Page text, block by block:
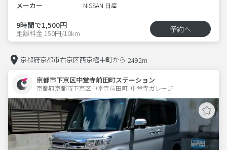
メーカー NISSAN 日産
9時間で1,500円
距離料金 150円/10km 予約へ
京都府京都市右京区西京極中町から 2492m
京都市下京区中堂寺前田町ステーション
京都府京都市下京区中堂寺前田町  中堂寺ガレージ